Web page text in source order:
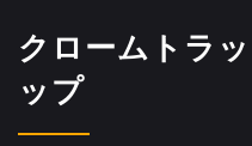
クロームトラ
ップ